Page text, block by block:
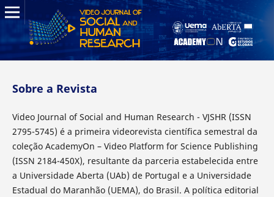
Sobre a Revista
Video Journal of Social and Human Research - VJSHR (ISSN
2795-5745) é a primeira videorevista científica semestral da
coleção AcademyOn – Video Platform for Science Publishing
(ISSN 2184-450X), resultante da parceria estabelecida entre
a Universidade Aberta (UAb) de Portugal e a Universidade
Estadual do Maranhão (UEMA), do Brasil. A política editorial